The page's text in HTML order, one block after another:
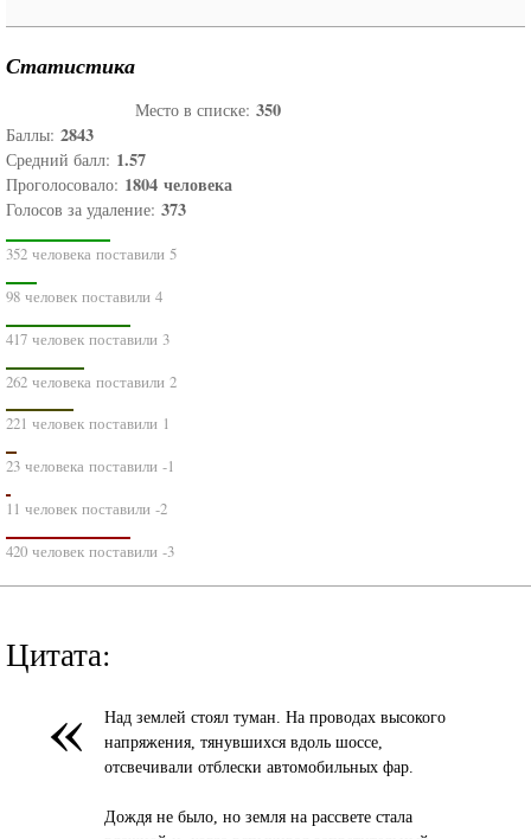
Статистика
Место в списке: 350
Баллы: 2843
Средний балл: 1.57
Проголосовало: 1804 человека
Голосов за удаление: 373
352 человека поставили 5
98 человек поставили 4
417 человек поставили 3
262 человека поставили 2
221 человек поставили 1
23 человека поставили -1
11 человек поставили -2
420 человек поставили -3
Цитата:
«
Над землей стоял туман. На проводах высокого
напряжения, тянувшихся вдоль шоссе,
отсвечивали отблески автомобильных фар.
Дождя не было, но земля на рассвете стала